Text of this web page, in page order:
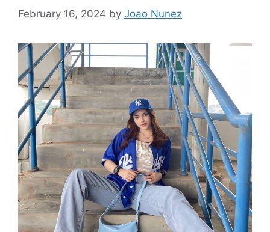
February 16, 2024 by Joao Nunez